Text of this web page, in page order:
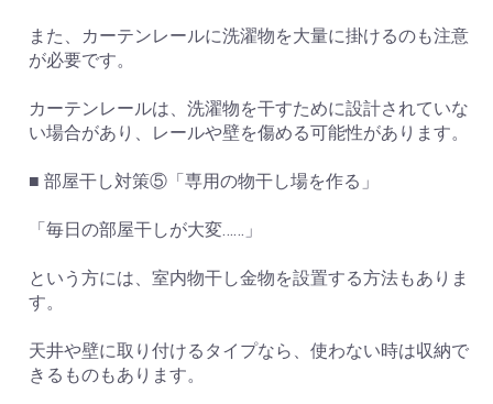
また、カーテンレールに洗濯物を大量に掛けるのも注意
が必要です。
カーテンレールは、洗濯物を干すために設計されていな
い場合があり、レールや壁を傷める可能性があります。
■ 部屋干し対策⑤「専用の物干し場を作る」
「毎日の部屋干しが大変……」
という方には、室内物干し金物を設置する方法もありま
す。
天井や壁に取り付けるタイプなら、使わない時は収納で
きるものもあります。